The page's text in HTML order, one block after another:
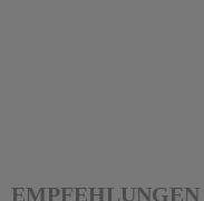
EMPFEHLUNGEN